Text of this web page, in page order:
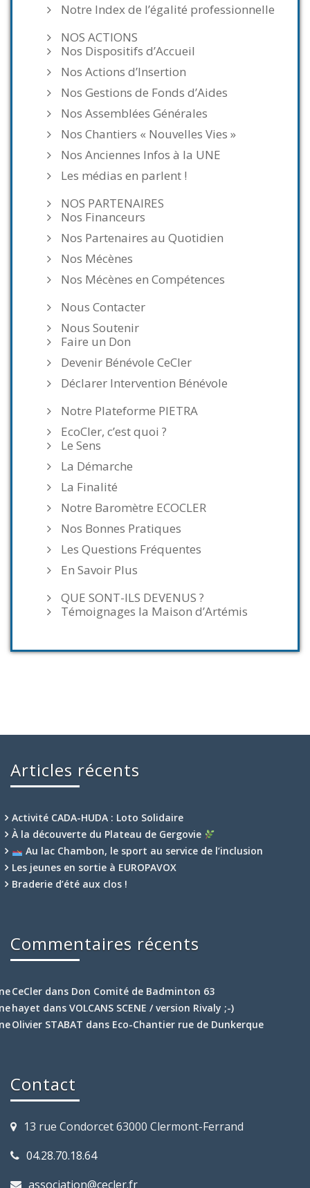
Notre Index de l’égalité professionnelle
NOS ACTIONS
Nos Dispositifs d’Accueil
Nos Actions d’Insertion
Nos Gestions de Fonds d’Aides
Nos Assemblées Générales
Nos Chantiers « Nouvelles Vies »
Nos Anciennes Infos à la UNE
Les médias en parlent !
NOS PARTENAIRES
Nos Financeurs
Nos Partenaires au Quotidien
Nos Mécènes
Nos Mécènes en Compétences
Nous Contacter
Nous Soutenir
Faire un Don
Devenir Bénévole CeCler
Déclarer Intervention Bénévole
Notre Plateforme PIETRA
EcoCler, c’est quoi ?
Le Sens
La Démarche
La Finalité
Notre Baromètre ECOCLER
Nos Bonnes Pratiques
Les Questions Fréquentes
En Savoir Plus
QUE SONT-ILS DEVENUS ?
Témoignages la Maison d’Artémis
Articles récents
Activité CADA-HUDA : Loto Solidaire
À la découverte du Plateau de Gergovie
Au lac Chambon, le sport au service de l’inclusion
Les jeunes en sortie à EUROPAVOX
Braderie d’été aux clos !
Commentaires récents
CeCler dans Don Comité de Badminton 63
hayet dans VOLCANS SCENE / version Rivaly ;-)
Olivier STABAT dans Eco-Chantier rue de Dunkerque
Contact
13 rue Condorcet 63000 Clermont-Ferrand
04.28.70.18.64
association@cecler.fr